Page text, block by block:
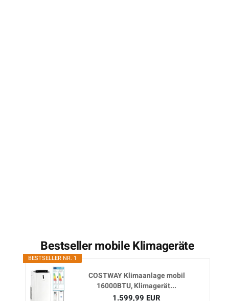
Bestseller mobile Klimageräte
BESTSELLER NR. 1
COSTWAY Klimaanlage mobil
16000BTU, Klimagerät...
1.599,99 EUR